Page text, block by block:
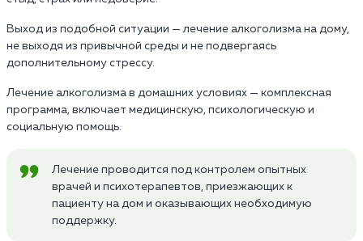
Выход из подобной ситуации — лечение алкоголизма на дому,
не выходя из привычной среды и не подвергаясь
дополнительному стрессу.
Лечение алкоголизма в домашних условиях — комплексная
программа, включает медицинскую, психологическую и
социальную помощь.
Лечение проводится под контролем опытных
врачей и психотерапевтов, приезжающих к
пациенту на дом и оказывающих необходимую
поддержку.